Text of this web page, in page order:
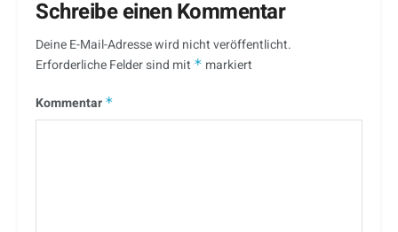
Schreibe einen Kommentar
Deine E-Mail-Adresse wird nicht veröffentlicht.
Erforderliche Felder sind mit * markiert
Kommentar *